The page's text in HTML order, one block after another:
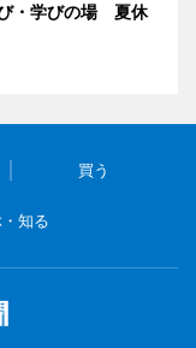
・学びの場 夏休
買う
知る